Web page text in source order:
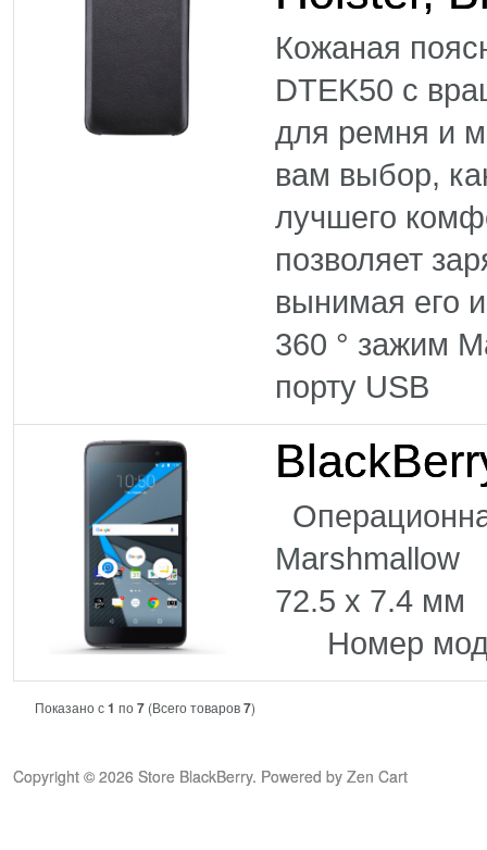
Кожаная
DTEK50 с
для ремня и
вам выбор,
лучшего
позволяет
вынимая его
360 ° зажим
порту USB
72.5 x
Номер
Показано с1 по7 (Всего товаров7)
Copyright © 2026 Store BlackBerry. Powered by Zen Cart